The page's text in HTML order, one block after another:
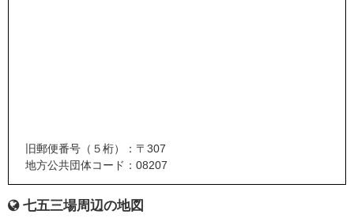
旧郵便番号（５桁）：〒307
地方公共団体コード：08207
七五三場周辺の地図